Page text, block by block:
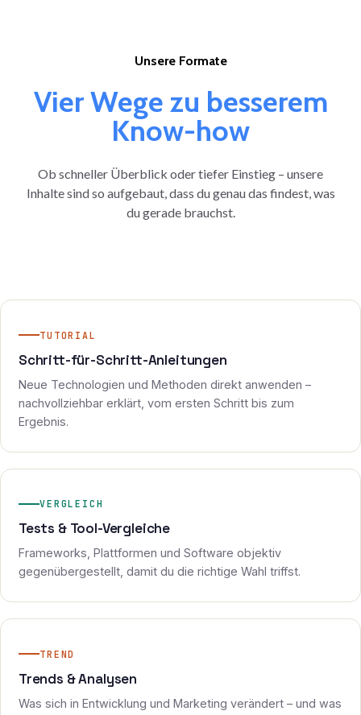
Unsere Formate
Vier Wege zu besserem
Know-how
Ob schneller Überblick oder tiefer Einstieg – unsere
Inhalte sind so aufgebaut, dass du genau das findest, was
du gerade brauchst.
TUTORIAL
Schritt-für-Schritt-Anleitungen
Neue Technologien und Methoden direkt anwenden –
nachvollziehbar erklärt, vom ersten Schritt bis zum
Ergebnis.
VERGLEICH
Tests & Tool-Vergleiche
Frameworks, Plattformen und Software objektiv
gegenübergestellt, damit du die richtige Wahl triffst.
TREND
Trends & Analysen
Was sich in Entwicklung und Marketing verändert – und was